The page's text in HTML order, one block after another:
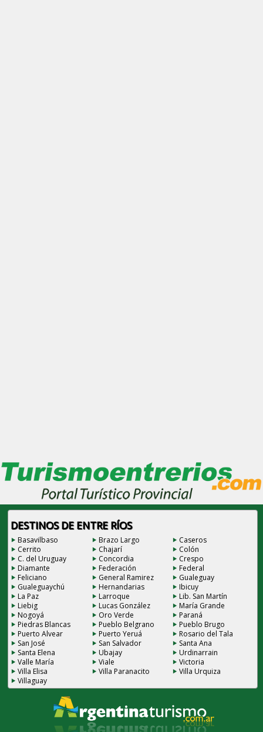
DESTINOS DE ENTRE RÍOS
Basavilbaso Brazo Largo
Caseros
Cerrito
Chajarí
Colón
C. del Uruguay
Concordia
Crespo
Diamante
Federación
Federal
Feliciano
General Ramirez
Gualeguay
Gualeguaychú
Hernandarias
Ibicuy
La Paz
Larroque
Lib. San Martín
Liebig
Lucas González
María Grande
Nogoyá
Oro Verde
Paraná
Piedras Blancas
Pueblo Belgrano
Pueblo Brugo
Puerto Alvear
Puerto Yeruá
Rosario del Tala
San José
San Salvador
Santa Ana
Santa Elena
Ubajay
Urdinarrain
Valle María
Viale
Victoria
Villa Elisa
Villa Paranacito
Villa Urquiza
Villaguay